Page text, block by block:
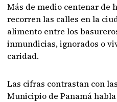
Más de medio centenar de
recorren las calles en la
alimento entre los
inmundicias, ignorados o
caridad.
Las cifras contrastan con
Municipio de Panamá habla